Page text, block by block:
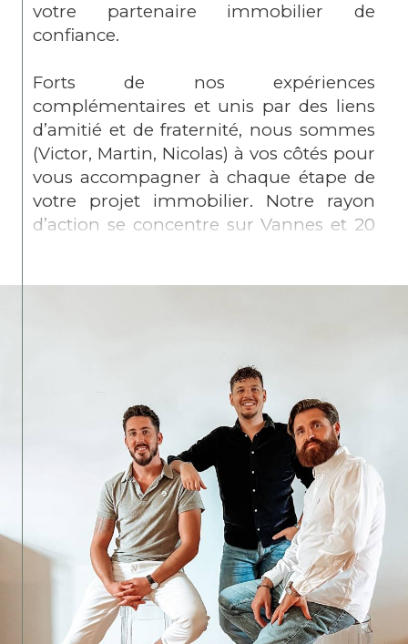
votre partenaire immobilier de
confiance.
Forts de nos expériences
complémentaires et unis par des liens
d’amitié et de fraternité, nous sommes
(Victor, Martin, Nicolas) à vos côtés pour
vous accompagner à chaque étape de
votre projet immobilier. Notre rayon
d’action se concentre sur Vannes et 20
vendre, acheter ou
investir.
Des services sur-mesure pour chaque
Notre agence vous propose des
solutions personnalisées adaptées à vos
objectifs, qu’il s’agisse devendre ou
d’acheterun bien immobilier. Grâce à
notre approche humaine et notre
expertise du marché à Vannes et les
alentours (Elven, Saint-Avé, Sulniac,